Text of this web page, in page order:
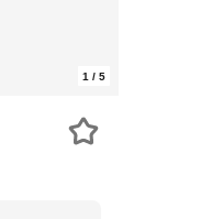
1 / 5